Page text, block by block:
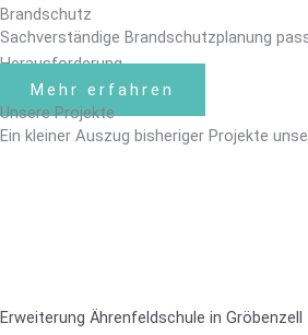
Brandschutz
Sachverständige Brandschutzplanung
Herausforderung.
Mehr erfahren
Unsere Projekte
Ein kleiner Auszug bisheriger Projekte
Erweiterung Ährenfeldschule in Gröbenzell